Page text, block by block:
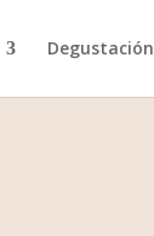
Degustación